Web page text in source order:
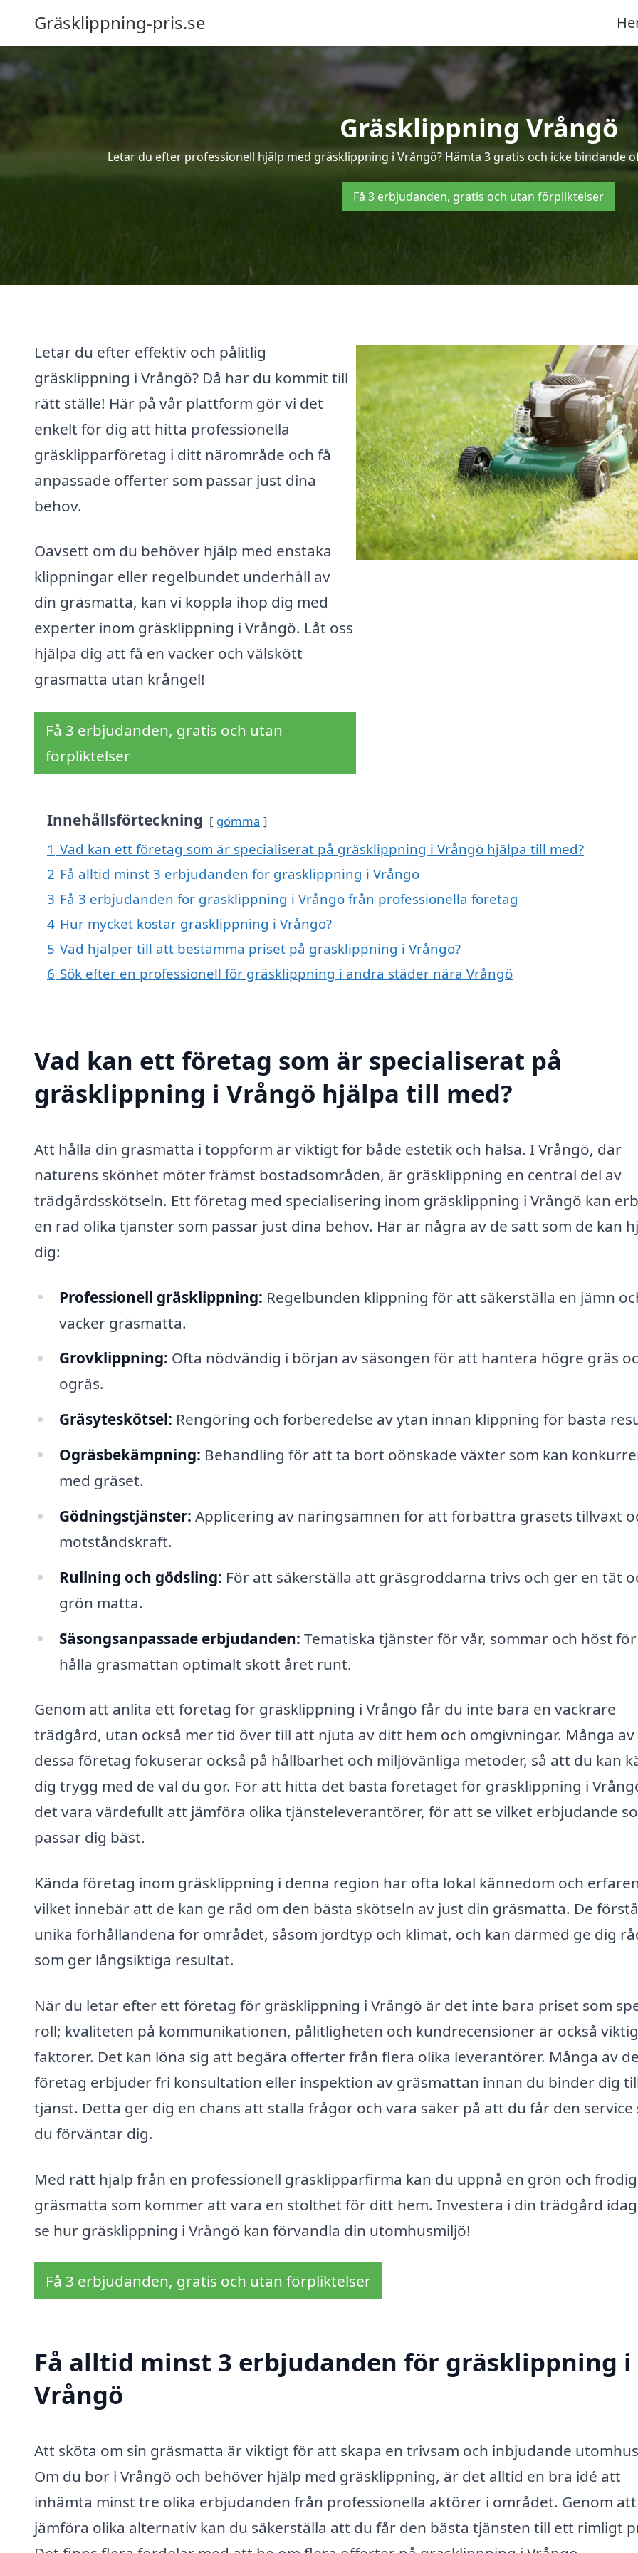
Gräsklippning-pris.se
Gräsklippning Vrångö
Letar du efter professionell hjälp med gräsklippning i Vrångö? Hämta 3 gratis och icke bindande
Få 3 erbjudanden, gratis och utan förpliktelser
Letar du efter effektiv och pålitlig
gräsklippning i Vrångö? Då har du kommit till
rätt ställe! Här på vår plattform gör vi det
enkelt för dig att hitta professionella
gräsklipparföretag i ditt närområde och få
anpassade offerter som passar just dina
behov.
Oavsett om du behöver hjälp med enstaka
klippningar eller regelbundet underhåll av
din gräsmatta, kan vi koppla ihop dig med
experter inom gräsklippning i Vrångö. Låt oss
hjälpa dig att få en vacker och välskött
gräsmatta utan krångel!
Få 3 erbjudanden, gratis och utan
förpliktelser
Innehållsförteckning gömma
1 Vad kan ett företag som är specialiserat på gräsklippning i Vrångö hjälpa till med?
2 Få alltid minst 3 erbjudanden för gräsklippning i Vrångö
3 Få 3 erbjudanden för gräsklippning i Vrångö från professionella företag
4 Hur mycket kostar gräsklippning i Vrångö?
5 Vad hjälper till att bestämma priset på gräsklippning i Vrångö?
6 Sök efter en professionell för gräsklippning i andra städer nära Vrångö
Vad kan ett företag som är specialiserat på
gräsklippning i Vrångö hjälpa till med?
Att hålla din gräsmatta i toppform är viktigt för både estetik och hälsa. I Vrångö, där
naturens skönhet möter främst bostadsområden, är gräsklippning en central del av
trädgårdsskötseln. Ett företag med specialisering inom gräsklippning i Vrångö kan
en rad olika tjänster som passar just dina behov. Här är några av de sätt som de kan
dig:
Professionell gräsklippning: Regelbunden klippning för att säkerställa en jämn
vacker gräsmatta.
Grovklippning: Ofta nödvändig i början av säsongen för att hantera högre gräs
ogräs.
Gräsyteskötsel: Rengöring och förberedelse av ytan innan klippning för bästa
Ogräsbekämpning: Behandling för att ta bort oönskade växter som kan
med gräset.
Gödningstjänster: Applicering av näringsämnen för att förbättra gräsets tillväxt
motståndskraft.
Rullning och gödsling: För att säkerställa att gräsgroddarna trivs och ger en tät
grön matta.
Säsongsanpassade erbjudanden: Tematiska tjänster för vår, sommar och höst
hålla gräsmattan optimalt skött året runt.
Genom att anlita ett företag för gräsklippning i Vrångö får du inte bara en vackrare
trädgård, utan också mer tid över till att njuta av ditt hem och omgivningar. Många av
dessa företag fokuserar också på hållbarhet och miljövänliga metoder, så att du kan
dig trygg med de val du gör. För att hitta det bästa företaget för gräsklippning i
det vara värdefullt att jämföra olika tjänsteleverantörer, för att se vilket erbjudande
passar dig bäst.
Kända företag inom gräsklippning i denna region har ofta lokal kännedom och
vilket innebär att de kan ge råd om den bästa skötseln av just din gräsmatta. De
unika förhållandena för området, såsom jordtyp och klimat, och kan därmed ge dig
som ger långsiktiga resultat.
När du letar efter ett företag för gräsklippning i Vrångö är det inte bara priset som
roll; kvaliteten på kommunikationen, pålitligheten och kundrecensioner är också
faktorer. Det kan löna sig att begära offerter från flera olika leverantörer. Många av
företag erbjuder fri konsultation eller inspektion av gräsmattan innan du binder dig
tjänst. Detta ger dig en chans att ställa frågor och vara säker på att du får den service
du förväntar dig.
Med rätt hjälp från en professionell gräsklipparfirma kan du uppnå en grön och frodig
gräsmatta som kommer att vara en stolthet för ditt hem. Investera i din trädgård
se hur gräsklippning i Vrångö kan förvandla din utomhusmiljö!
Få 3 erbjudanden, gratis och utan förpliktelser
Få alltid minst 3 erbjudanden för gräsklippning i
Vrångö
Att sköta om sin gräsmatta är viktigt för att skapa en trivsam och inbjudande
Om du bor i Vrångö och behöver hjälp med gräsklippning, är det alltid en bra idé att
inhämta minst tre olika erbjudanden från professionella aktörer i området. Genom att
jämföra olika alternativ kan du säkerställa att du får den bästa tjänsten till ett rimligt